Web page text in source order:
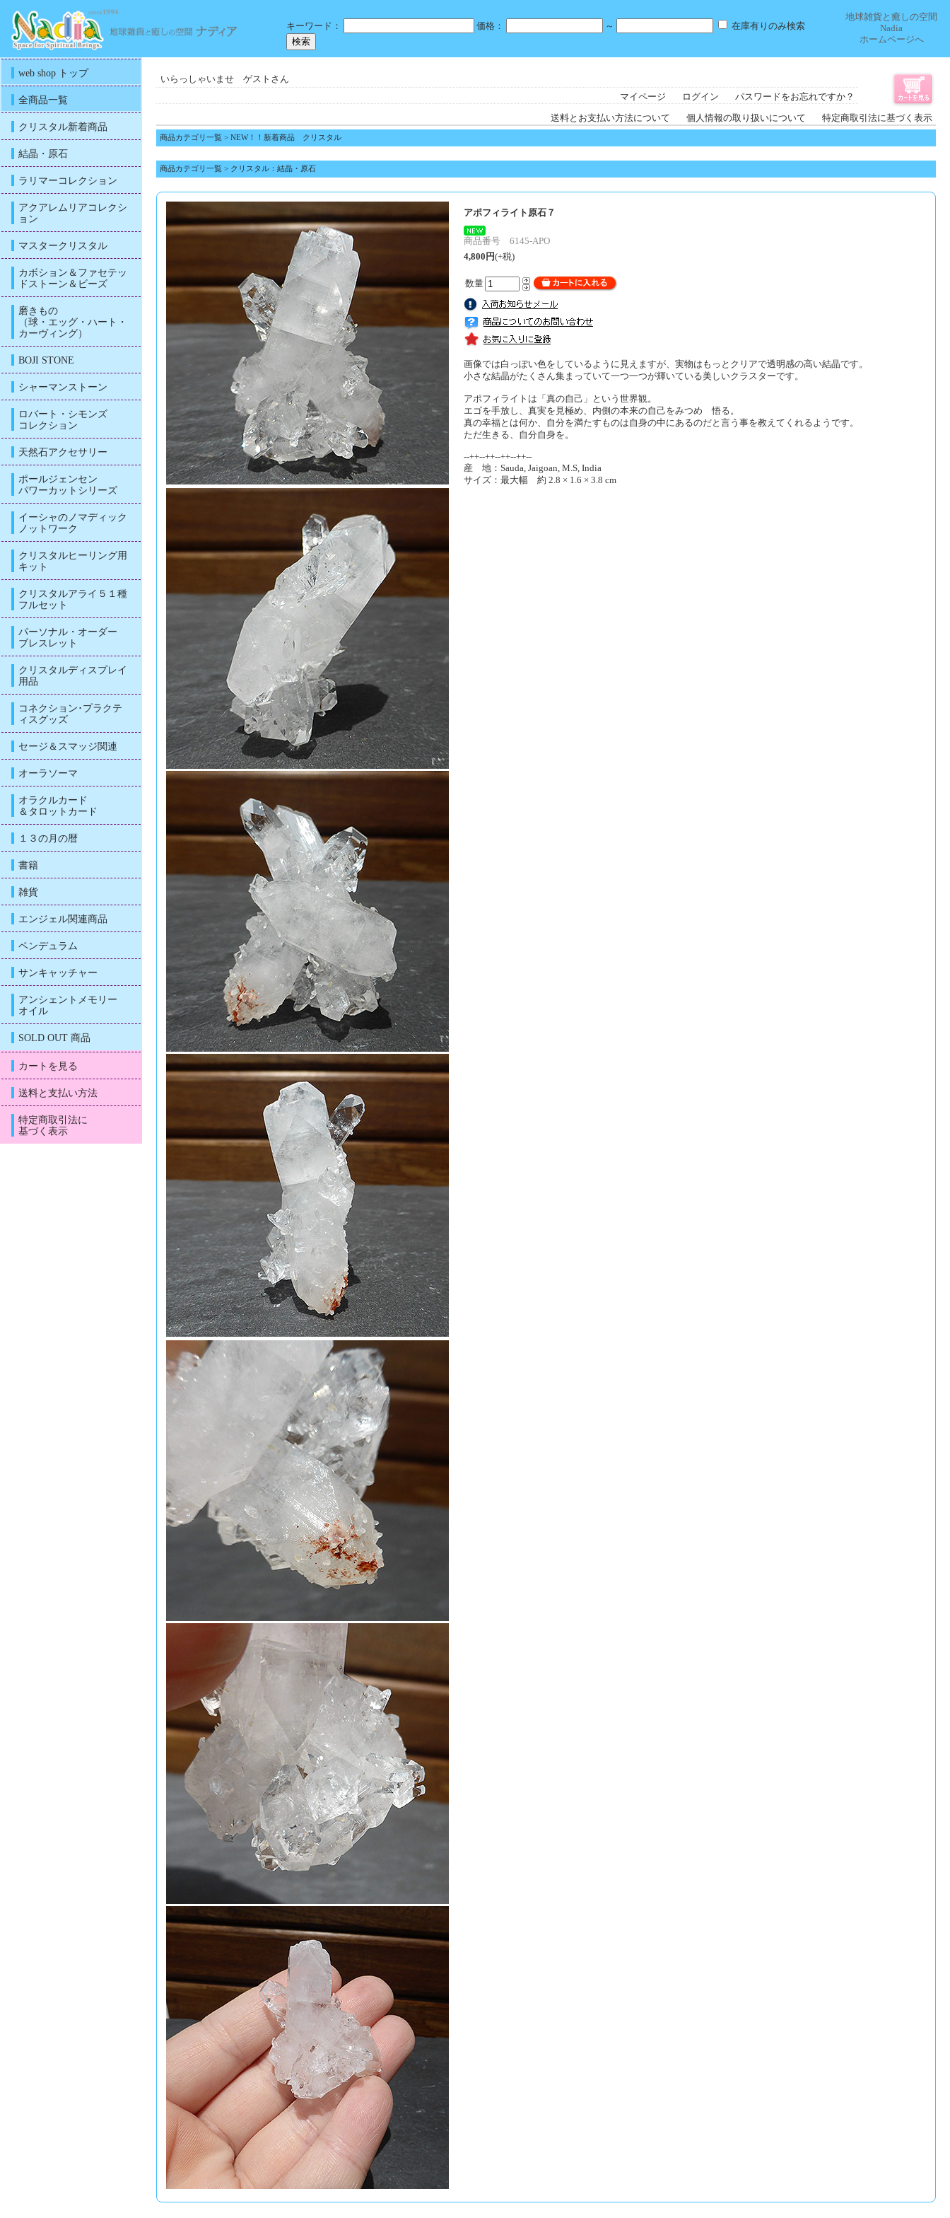
キーワード： 価格： ～ 在庫有りのみ検索
地球雑貨と癒しの空間
Nadia
ホームページへ
web shop トップ
全商品一覧
クリスタル新着商品
結晶・原石
ラリマーコレクション
アクアレムリアコレクシ
ョン
マスタークリスタル
カボション＆ファセテッ
ドストーン＆ビーズ
磨きもの
（球・エッグ・ハート・
カーヴィング）
BOJI STONE
シャーマンストーン
ロバート・シモンズ
コレクション
天然石アクセサリー
ポールジェンセン
パワーカットシリーズ
イーシャのノマディック
ノットワーク
クリスタルヒーリング用
キット
クリスタルアライ５１種
フルセット
パーソナル・オーダー
ブレスレット
クリスタルディスプレイ
用品
コネクション･プラクテ
ィスグッズ
セージ＆スマッジ関連
オーラソーマ
オラクルカード
＆タロットカード
１３の月の暦
書籍
雑貨
エンジェル関連商品
ペンデュラム
サンキャッチャー
アンシェントメモリー
オイル
SOLD OUT 商品
カートを見る
送料と支払い方法
特定商取引法に
基づく表示
いらっしゃいませ ゲストさん
マイページ
ログイン パスワードをお忘れですか？
送料とお支払い方法について 個人情報の取り扱いについて 特定商取引法に基づく表示
商品カテゴリ一覧 > NEW！！新着商品 クリスタル
商品カテゴリ一覧 > クリスタル：結晶・原石
アポフィライト原石７
商品番号 6145-APO
4,800円(+税)
数量
画像では白っぽい色をしているように見えますが、実物はもっとクリアで透明感の高い結晶です。
小さな結晶がたくさん集まっていて一つ一つが輝いている美しいクラスターです。
アポフィライトは「真の自己」という世界観。
エゴを手放し、真実を見極め、内側の本来の自己をみつめ 悟る。
真の幸福とは何か、自分を満たすものは自身の中にあるのだと言う事を教えてくれるようです。
ただ生きる、自分自身を。
--++--++--++--++--
産 地：Sauda, Jaigoan, M.S, India
サイズ：最大幅 約 2.8 × 1.6 × 3.8 cm